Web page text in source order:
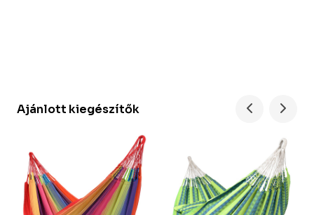
Ajánlott kiegészítők